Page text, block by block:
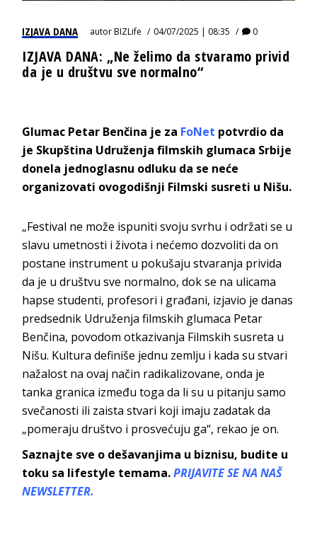
IZJAVA DANA autorBIZLife 04/07/2025 | 08:35 0
IZJAVA DANA: „Ne želimo da stvaramo privid
da je u društvu sve normalno“
Glumac Petar Benčina je za FoNet potvrdio da
je Skupština Udruženja filmskih glumaca Srbije
donela jednoglasnu odluku da se neće
organizovati ovogodišnji Filmski susreti u Nišu.
„Festival ne može ispuniti svoju svrhu i održati se u
slavu umetnosti i života i nećemo dozvoliti da on
postane instrument u pokušaju stvaranja privida
da je u društvu sve normalno, dok se na ulicama
hapse studenti, profesori i građani, izjavio je danas
predsednik Udruženja filmskih glumaca Petar
Benčina, povodom otkazivanja Filmskih susreta u
Nišu. Kultura definiše jednu zemlju i kada su stvari
nažalost na ovaj način radikalizovane, onda je
tanka granica između toga da li su u pitanju samo
svečanosti ili zaista stvari koji imaju zadatak da
„pomeraju društvo i prosvećuju ga“, rekao je on.
Saznajte sve o dešavanjima u biznisu, budite u
toku sa lifestyle temama.PRIJAVITE SE NA NAŠ
NEWSLETTER.